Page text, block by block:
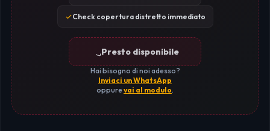
Check copertura distretto immediato
Presto disponibile
Hai bisogno di noi adesso?
Inviaci un WhatsApp
oppurevai al modulo.